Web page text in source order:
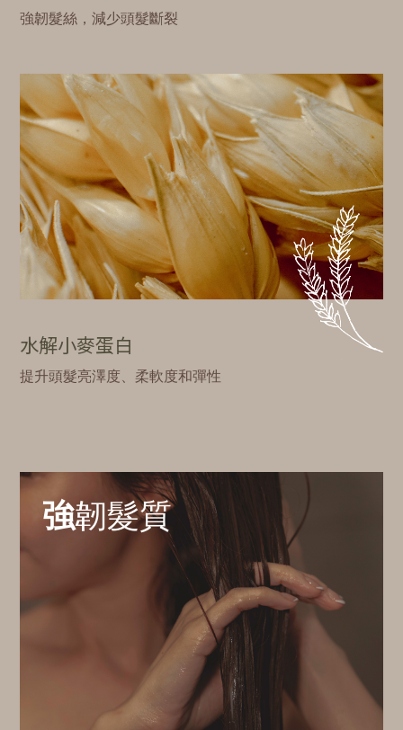
強韌髮絲，減少頭髮斷裂
水解小麥蛋白
提升頭髮亮澤度、柔軟度和彈性
強韌髮質